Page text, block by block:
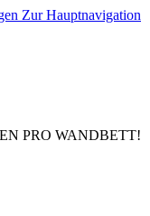
Zur Hauptnavigation
PRO WANDBETT!